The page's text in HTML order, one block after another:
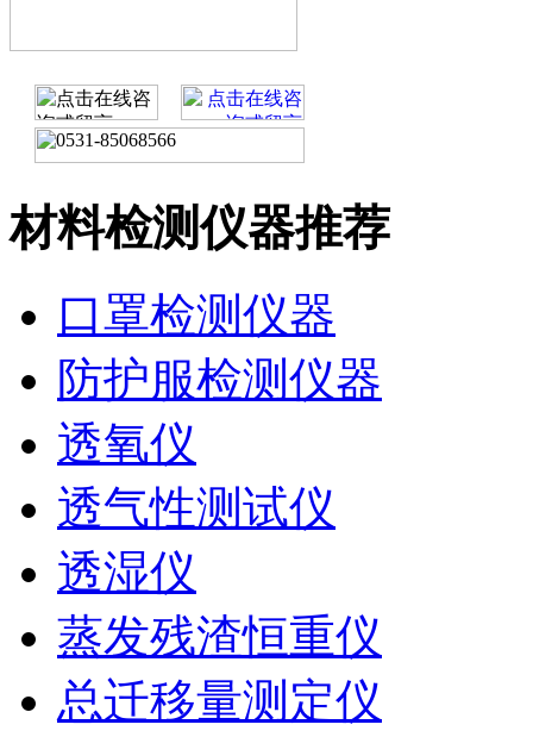
材料检测仪器推荐
口罩检测仪器
防护服检测仪器
透氧仪
透气性测试仪
透湿仪
蒸发残渣恒重仪
总迁移量测定仪